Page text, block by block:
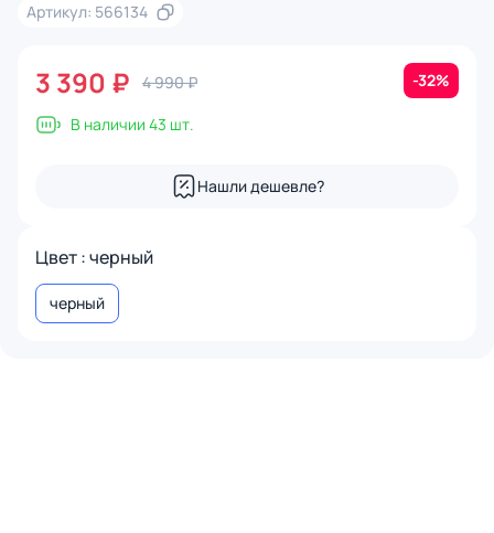
Артикул: 566134
3 390 ₽ 4 990 ₽ -32%
В наличии 43 шт.
Нашли дешевле?
Цвет : черный
черный